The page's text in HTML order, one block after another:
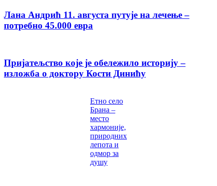
Лана Андрић 11. августа путује на лечење –
потребно 45.000 евра
Пријатељство које је обележило историју –
изложба о доктору Кости Динићу
Етно село
Брана –
место
хармоније,
природних
лепота и
одмор за
душу